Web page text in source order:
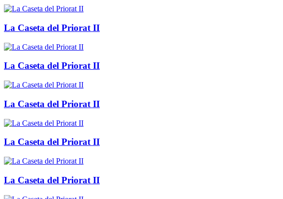
La Caseta del Priorat II
La Caseta del Priorat II
La Caseta del Priorat II
La Caseta del Priorat II
La Caseta del Priorat II